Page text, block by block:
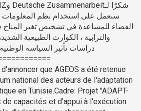
سنعمل على استخدام نظم المعلومات
الفضاء للمساعدة في تشخيص تغير المناخ
والترابية ، الكوارث الطبيعية
دراسات تأثير السياسة
que AGEOS a été retenue
national des acteurs de l'adaptation
en Tunisie.Cadre: Projet "ADAPT-
de capacités et d'appui à l'exécution